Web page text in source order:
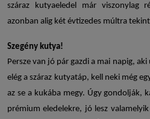
száraz kutyaeledel
már viszonylag
azonban alig két évtizedes múltra tekint
Szegény kutya!
Persze van jó pár gazdi a mai napig,
elég aszáraz kutyatáp, kell neki még
az se a kukába megy. Úgy gondolják,
prémium eledelekre, jó lesz